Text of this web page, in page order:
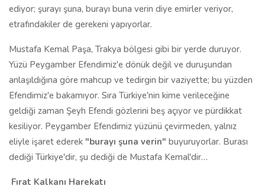
ediyor; şurayı şuna, burayı buna verin diye emirler veriyor,
etrafındakiler de gerekeni yapıyorlar.
Mustafa Kemal Paşa, Trakya bölgesi gibi bir yerde duruyor.
Yüzü Peygamber Efendimiz'e dönük değil ve duruşundan
anlaşıldığına göre mahcup ve tedirgin bir vaziyette; bu yüzden
Efendimiz'e bakamıyor. Sıra Türkiye'nin kime verileceğine
geldiği zaman Şeyh Efendi gözlerini beş açıyor ve pürdikkat
kesiliyor. Peygamber Efendimiz yüzünü çevirmeden, yalnız
eliyle işaret ederek "burayı şuna verin" buyuruyorlar. Burası
dediği Türkiye'dir, şu dediği de Mustafa Kemal'dir…
Fırat Kalkanı Harekatı